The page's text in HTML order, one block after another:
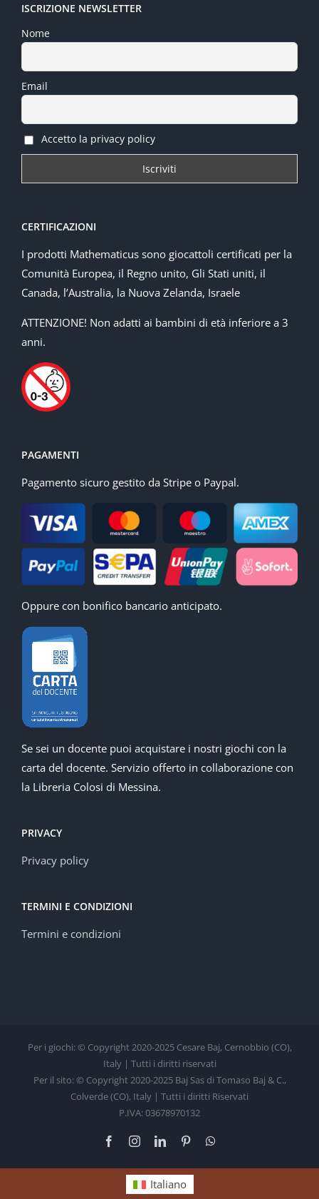
ISCRIZIONE NEWSLETTER
Nome
Email
Accetto la privacy policy
CERTIFICAZIONI
I prodotti Mathematicus sono giocattoli certificati per la
Comunità Europea, il Regno unito, Gli Stati uniti, il
Canada, l’Australia, la Nuova Zelanda, Israele
ATTENZIONE! Non adatti ai bambini di età inferiore a 3
anni.
PAGAMENTI
Pagamento sicuro gestito da Stripe o Paypal.
Oppure con bonifico bancario anticipato.
Se sei un docente puoi acquistare i nostri giochi con la
carta del docente. Servizio offerto in collaborazione con
la Libreria Colosi di Messina.
PRIVACY
Privacy policy
TERMINI E CONDIZIONI
Termini e condizioni
Per i giochi: © Copyright 2020-2025 Cesare Baj, Cernobbio (CO),
Italy | Tutti i diritti riservati
Per il sito: © Copyright 2020-2025 Baj Sas di Tomaso Baj & C.,
Colverde (CO), Italy | Tutti i diritti Riservati
P.IVA: 03678970132
FacebookInstagramLinkedInPinterest
Italiano